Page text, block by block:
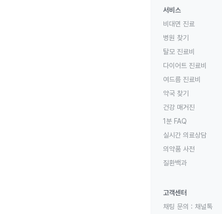
서비스
비대면 진료
병원 찾기
탈모 진료비
다이어트 진료비
여드름 진료비
약국 찾기
건강 매거진
1분 FAQ
실시간 의료상담
의약품 사전
질환백과
고객센터
채팅 문의 : 채널톡